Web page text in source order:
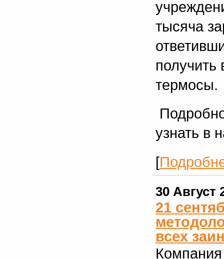
тысяча
получить
термосы.
узнать в
[
30 Август
21
всех